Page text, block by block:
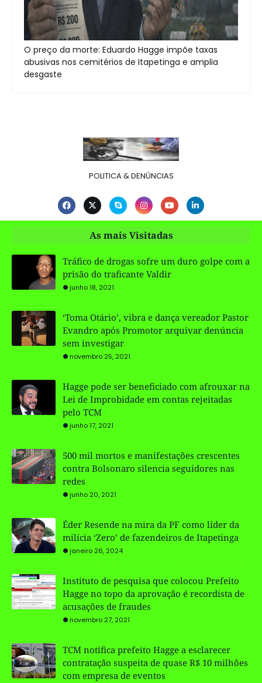
O preço da morte: Eduardo Hagge impõe taxas
abusivas nos cemitérios de Itapetinga e amplia
desgaste
POLITICA & DENÚNCIAS
As mais Visitadas
Tráfico de drogas sofre um duro golpe com a
prisão do traficante Valdir
junho 18, 2021
‘Toma Otário’, vibra e dança vereador Pastor
Evandro após Promotor arquivar denúncia
sem investigar
novembro 25, 2021
Hagge pode ser beneficiado com afrouxar na
Lei de Improbidade em contas rejeitadas
pelo TCM
junho 17, 2021
500 mil mortos e manifestações crescentes
contra Bolsonaro silencia seguidores nas
redes
junho 20, 2021
Éder Resende na mira da PF como líder da
milícia ‘Zero’ de fazendeiros de Itapetinga
janeiro 26, 2024
Instituto de pesquisa que colocou Prefeito
Hagge no topo da aprovação é recordista de
acusações de fraudes
novembro 27, 2021
TCM notifica prefeito Hagge a esclarecer
contratação suspeita de quase R$ 10 milhões
com empresa de eventos